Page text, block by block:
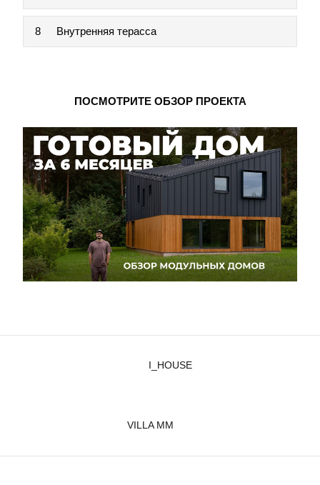
8 Внутренняя терасса
ПОСМОТРИТЕ ОБЗОР ПРОЕКТА
I_HOUSE
VILLA MM